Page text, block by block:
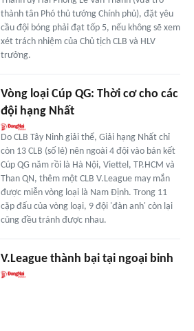
thành tân Phó thủ tướng Chính phủ), đặt yêu
cầu đội bóng phải đạt tốp 5, nếu không sẽ xem
xét trách nhiệm của Chủ tịch CLB và HLV
trưởng.
Vòng loại Cúp QG: Thời cơ cho các
đội hạng Nhất
Do CLB Tây Ninh giải thể, Giải hạng Nhất chỉ
còn 13 CLB (số lẻ) nên ngoài 4 đội vào bán kết
Cúp QG năm rồi là Hà Nội, Viettel, TP.HCM và
Than QN, thêm một CLB V.League may mắn
được miễn vòng loại là Nam Định. Trong 11
cặp đấu của vòng loại, 9 đội 'đàn anh' còn lại
cũng đều tránh được nhau.
V.League thành bại tại ngoại binh